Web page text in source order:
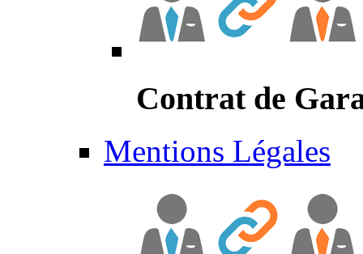
Contrat de
Mentions Légales